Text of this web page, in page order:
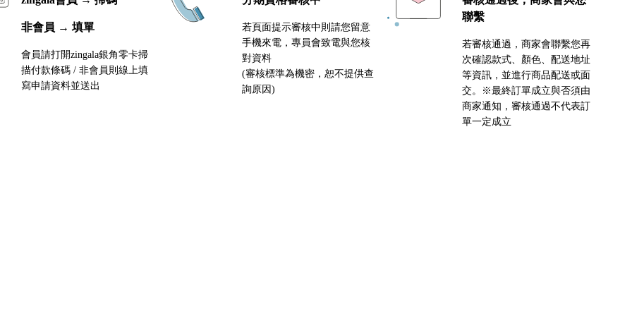
非會員 → 填單
會員請打開zingala銀角零卡掃
描付款條碼 / 非會員則線上填
寫申請資料並送出
若頁面提示審核中則請您留意
手機來電，專員會致電與您核
對資料
(審核標準為機密，恕不提供查
詢原因)
聯繫
若審核通過，商家會聯繫您再
次確認款式、顏色、配送地址
等資訊，並進行商品配送或面
交。※最終訂單成立與否須由
商家通知，審核通過不代表訂
單一定成立